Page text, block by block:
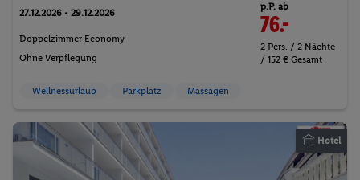
27.12.2026 - 29.12.2026
Doppelzimmer Economy
Ohne Verpflegung
p.P. ab
76.-
2 Pers. / 2 Nächte
/ 152 € Gesamt
Wellnessurlaub Parkplatz Massagen
Hotel